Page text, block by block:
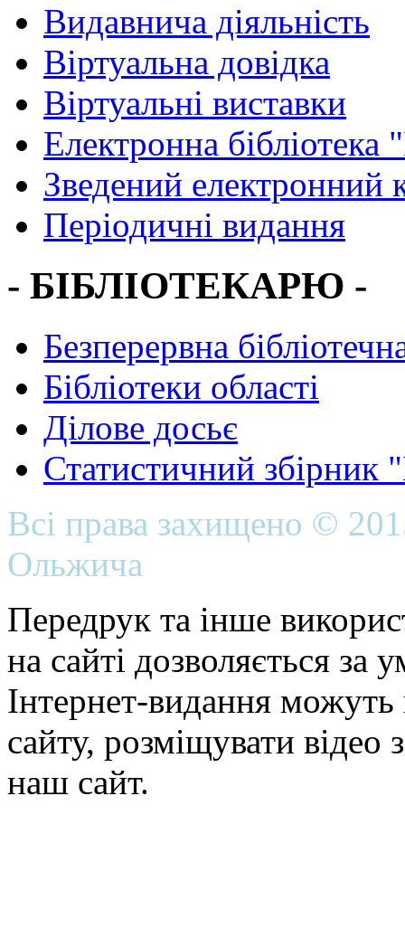
Видавнича діяльність
Віртуальна довідка
Віртуальні виставки
Електронна
Зведений електронний
Періодичні видання
- БІБЛІОТЕКАРЮ -
Безперервна
Бібліотеки області
Ділове досьє
Статистичний
Всі права захищено ©
Ольжича
Передрук та інше
на сайті дозволяється
Інтернет-видання можуть
сайту, розміщувати відео
наш сайт.